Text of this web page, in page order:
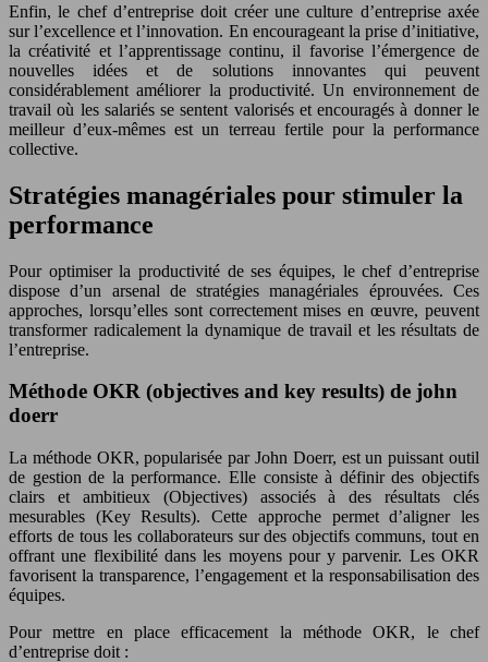
Enfin, le chef d’entreprise doit créer une culture d’entreprise axée
sur l’excellence et l’innovation. En encourageant la prise d’initiative,
la créativité et l’apprentissage continu, il favorise l’émergence de
nouvelles idées et de solutions innovantes qui peuvent
considérablement améliorer la productivité. Un environnement de
travail où les salariés se sentent valorisés et encouragés à donner le
meilleur d’eux-mêmes est un terreau fertile pour la performance
collective.
Stratégies managériales pour stimuler la
performance
Pour optimiser la productivité de ses équipes, le chef d’entreprise
dispose d’un arsenal de stratégies managériales éprouvées. Ces
approches, lorsqu’elles sont correctement mises en œuvre, peuvent
transformer radicalement la dynamique de travail et les résultats de
l’entreprise.
Méthode OKR (objectives and key results) de john
doerr
La méthode OKR, popularisée par John Doerr, est un puissant outil
de gestion de la performance. Elle consiste à définir des objectifs
clairs et ambitieux (Objectives) associés à des résultats clés
mesurables (Key Results). Cette approche permet d’aligner les
efforts de tous les collaborateurs sur des objectifs communs, tout en
offrant une flexibilité dans les moyens pour y parvenir. Les OKR
favorisent la transparence, l’engagement et la responsabilisation des
équipes.
Pour mettre en place efficacement la méthode OKR, le chef
d’entreprise doit :